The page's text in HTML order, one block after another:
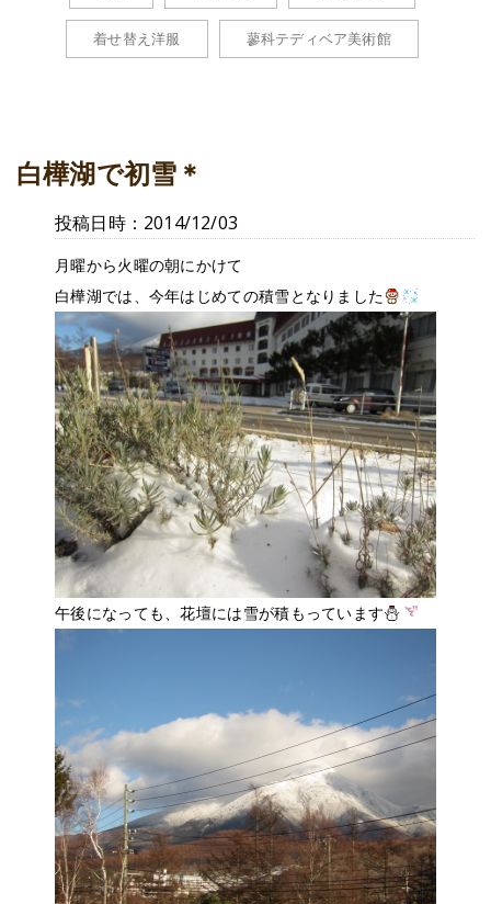
着せ替え洋服 蓼科テディベア美術館
白樺湖で初雪＊
投稿日時：2014/12/03
月曜から火曜の朝にかけて
白樺湖では、今年はじめての積雪となりました
午後になっても、花壇には雪が積もっています